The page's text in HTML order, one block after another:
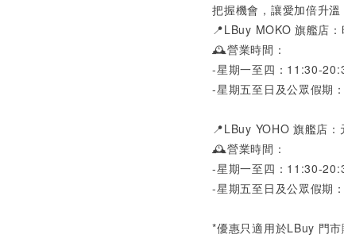
把握機會，讓愛加倍升溫
📍LBuy MOKO旗艦店：
🕰️營業時間：
-星期一至四： 11:30-
-星期五至日及公眾假期：
📍LBuy YOHO旗艦店：
🕰️營業時間：
-星期一至四： 11:30-
-星期五至日及公眾假期：
*優惠只適用於LBuy 門